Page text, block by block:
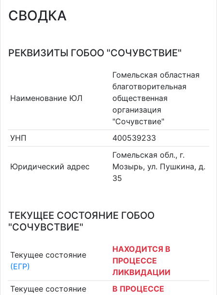
СВОДКА
РЕКВИЗИТЫ ГОБОО "СОЧУВСТВИЕ"
Наименование ЮЛ
Гомельская областная
благотворительная
общественная
организация
"Сочувствие"
УНП
400539233
Юридический адрес
Гомельская обл., г.
Мозырь, ул. Пушкина, д.
35
ТЕКУЩЕЕ СОСТОЯНИЕ ГОБОО
"СОЧУВСТВИЕ"
Текущее состояние
(ЕГР)
НАХОДИТСЯ В
ПРОЦЕССЕ
ЛИКВИДАЦИИ
Текущее состояние
В ПРОЦЕССЕ